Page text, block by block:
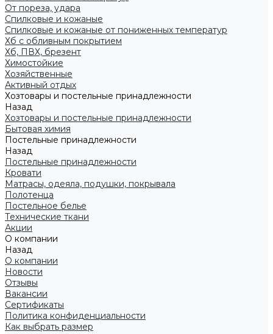
От пореза, удара
Спилковые и кожаные
Спилковые и кожаные от пониженных температур
Хб с обливным покрытием
Хб, ПВХ, брезент
Химостойкие
Хозяйственные
Активный отдых
Хозтовары и постельные принадлежности
Назад
Хозтовары и постельные принадлежности
Бытовая химия
Постельные принадлежности
Назад
Постельные принадлежности
Кровати
Матрасы, одеяла, подушки, покрывала
Полотенца
Постельное белье
Технические ткани
Акции
О компании
Назад
О компании
Новости
Отзывы
Вакансии
Сертификаты
Политика конфиденциальности
Как выбрать размер